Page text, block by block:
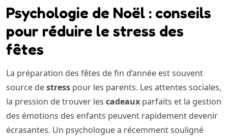
Psychologie de Noël : conseils
pour réduire le stress des
fêtes
La préparation des fêtes de fin d’année est souvent
source destress pour les parents. Les attentes sociales,
la pression de trouver les cadeaux parfaits et la gestion
des émotions des enfants peuvent rapidement devenir
écrasantes. Un psychologue a récemment souligné